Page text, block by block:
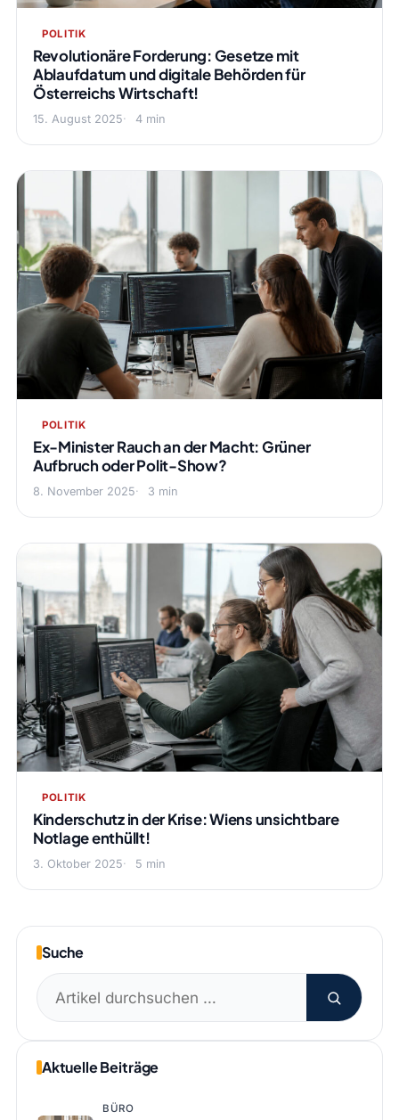
POLITIK
Revolutionäre Forderung: Gesetze mit
Ablaufdatum und digitale Behörden für
Österreichs Wirtschaft!
15. August 2025 4 min
POLITIK
Ex-Minister Rauch an der Macht: Grüner
Aufbruch oder Polit-Show?
8. November 2025 3 min
POLITIK
Kinderschutz in der Krise: Wiens unsichtbare
Notlage enthüllt!
3. Oktober 2025 5 min
Suche
Suchen
nach:
Aktuelle Beiträge
BÜRO